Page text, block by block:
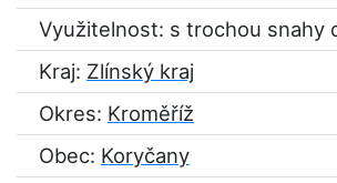
Využitelnost: s trochou snahy
Kraj: Zlínský kraj
Okres: Kroměříž
Obec: Koryčany